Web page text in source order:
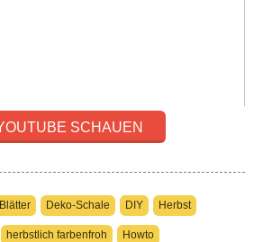
SCHAUEN
Blätter Deko-Schale DIY Herbst
herbstlich farbenfroh Howto